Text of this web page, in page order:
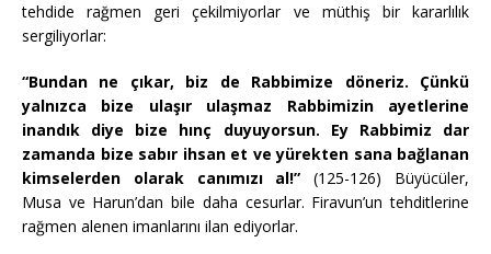
tehdide rağmen geri çekilmiyorlar ve müthiş bir kararlılık
sergiliyorlar:
“Bundan ne çıkar, biz de Rabbimize döneriz. Çünkü
yalnızca bize ulaşır ulaşmaz Rabbimizin ayetlerine
inandık diye bize hınç duyuyorsun. Ey Rabbimiz dar
zamanda bize sabır ihsan et ve yürekten sana bağlanan
kimselerden olarak canımızı al!” (125-126) Büyücüler,
Musa ve Harun’dan bile daha cesurlar. Firavun’un tehditlerine
rağmen alenen imanlarını ilan ediyorlar.